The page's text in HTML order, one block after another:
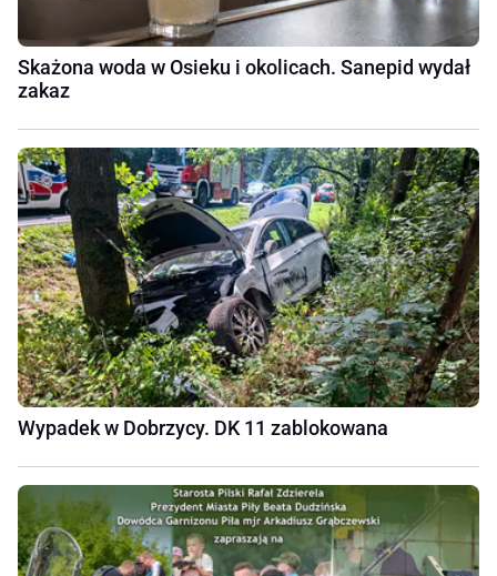
Skażona woda w Osieku i okolicach. Sanepid wydał
zakaz
Wypadek w Dobrzycy. DK 11 zablokowana